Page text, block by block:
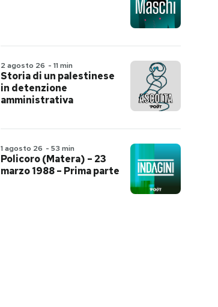
2 agosto 26 - 11 min
Storia di un palestinese
in detenzione
amministrativa
1 agosto 26 - 53 min
Policoro (Matera) – 23
marzo 1988 – Prima parte